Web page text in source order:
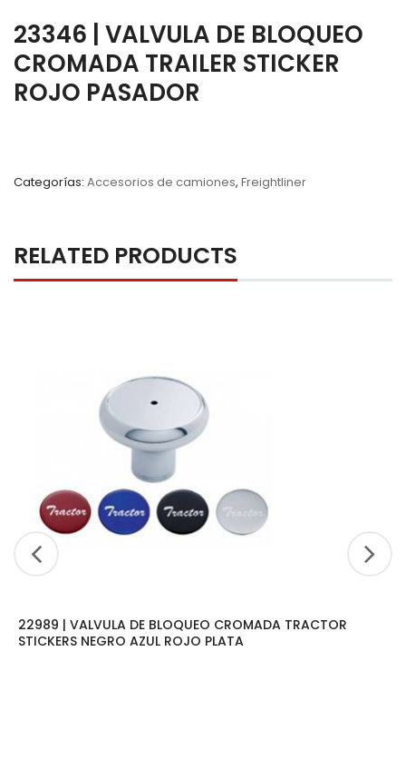
23346 | VALVULA DE BLOQUEO
CROMADA TRAILER STICKER
ROJO PASADOR
Categorías: Accesorios de camiones, Freightliner
RELATED PRODUCTS
22989 | VALVULA DE BLOQUEO CROMADA TRACTOR
STICKERS NEGRO AZUL ROJO PLATA